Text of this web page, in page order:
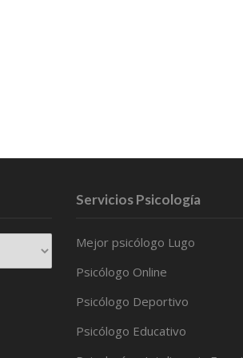
Servicios Psicología
Mejor psicólogo Lugo
Psicólogo Online
Psicólogo Deportivo
Psicólogo Educativo